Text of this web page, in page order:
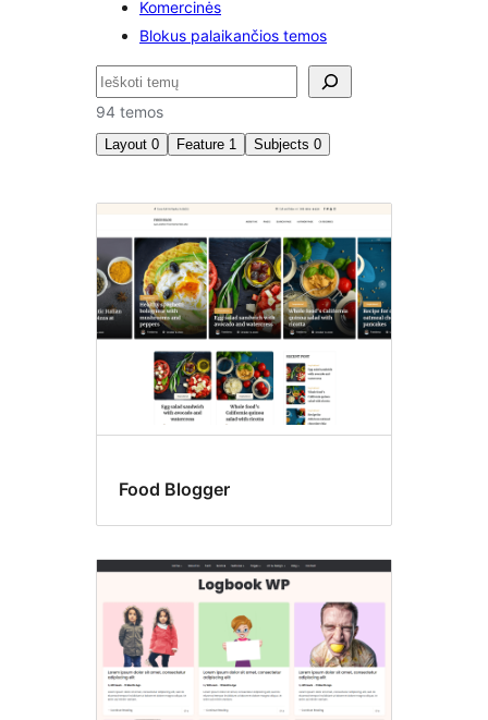
Komercinės
Blokus palaikančios temos
Paieška
94 temos
Layout 0 Feature 1 Subjects 0
page
posting
Food Blogger